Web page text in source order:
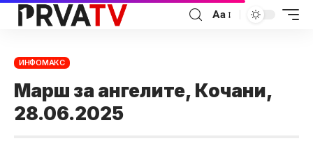
Аа
ИНФОМАКС
Марш за ангелите, Кочани,
28.06.2025